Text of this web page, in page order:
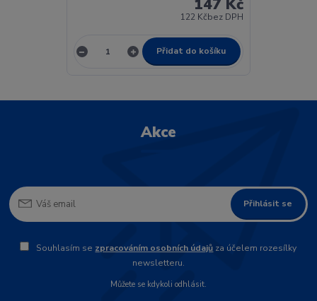
147 Kč
122 Kčbez DPH
Přidat do košíku
Akce
Přihlásit se
Souhlasím se zpracováním osobních údajů za účelem rozesílky
newsletteru.
Můžete se kdykoli odhlásit.